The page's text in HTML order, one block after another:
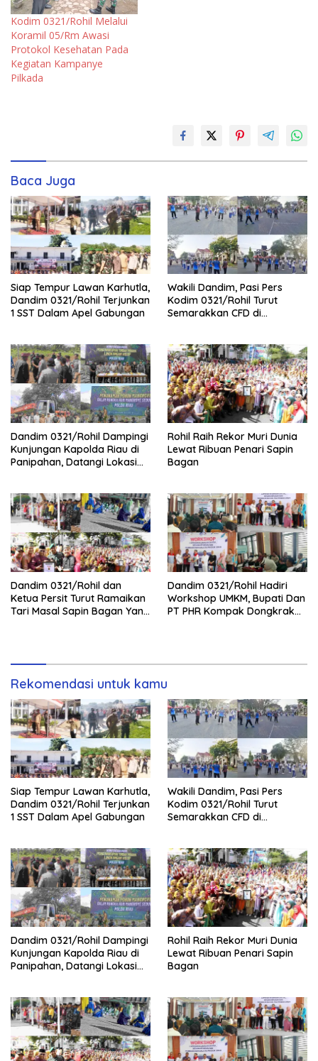
Kodim 0321/Rohil Melalui
Koramil 05/Rm Awasi
Protokol Kesehatan Pada
Kegiatan Kampanye
Pilkada
Baca Juga
Siap Tempur Lawan Karhutla,
Dandim 0321/Rohil Terjunkan
1 SST Dalam Apel Gabungan
Wakili Dandim, Pasi Pers
Kodim 0321/Rohil Turut
Semarakkan CFD di
Dandim 0321/Rohil Dampingi
Kunjungan Kapolda Riau di
Panipahan, Datangi Lokasi
Rohil Raih Rekor Muri Dunia
Lewat Ribuan Penari Sapin
Bagan
Dandim 0321/Rohil dan
Ketua Persit Turut Ramaikan
Tari Masal Sapin Bagan Yang
Dandim 0321/Rohil Hadiri
Workshop UMKM, Bupati Dan
PT PHR Kompak Dongkrak
Rekomendasi untuk kamu
Siap Tempur Lawan Karhutla,
Dandim 0321/Rohil Terjunkan
1 SST Dalam Apel Gabungan
Wakili Dandim, Pasi Pers
Kodim 0321/Rohil Turut
Semarakkan CFD di
Dandim 0321/Rohil Dampingi
Kunjungan Kapolda Riau di
Panipahan, Datangi Lokasi
Rohil Raih Rekor Muri Dunia
Lewat Ribuan Penari Sapin
Bagan